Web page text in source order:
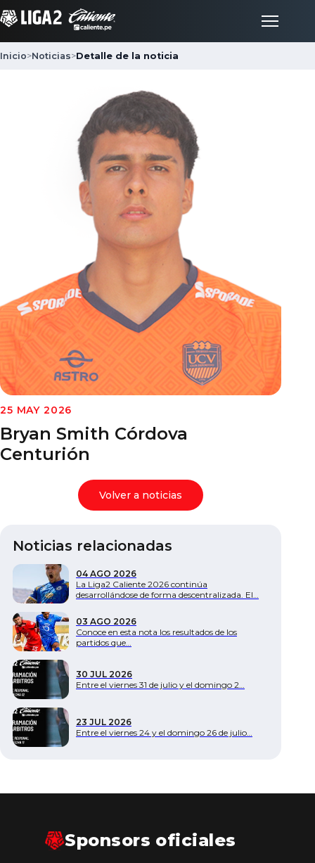
Noticias
Documentos
Inicio>Noticias>Detalle de la noticia
25 MAY 2026
Bryan Smith Córdova
Centurión
Volver a noticias
Noticias relacionadas
04 AGO 2026
La Liga2 Caliente 2026 continúa
desarrollándose de forma descentralizada. El…
03 AGO 2026
Conoce en esta nota los resultados de los
partidos que…
30 JUL 2026
Entre el viernes 31 de julio y el domingo 2…
23 JUL 2026
Entre el viernes 24 y el domingo 26 de julio…
Sponsors oficiales